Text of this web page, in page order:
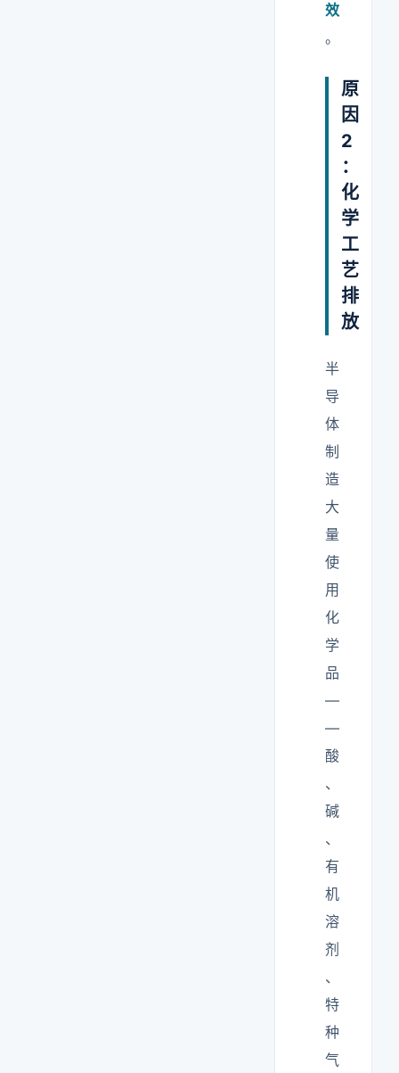
效
。
原
因
2
：
化
学
工
艺
排
放
半
导
体
制
造
大
量
使
用
化
学
品
—
—
酸
、
碱
、
有
机
溶
剂
、
特
种
气